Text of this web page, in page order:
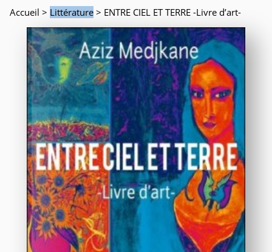
Accueil > Littérature > ENTRE CIEL ET TERRE -Livre d’art-